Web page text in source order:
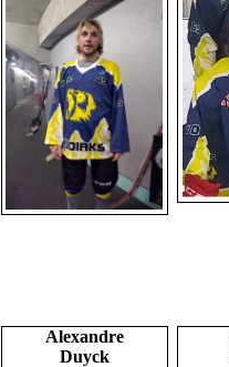
Alexandre
Duyck